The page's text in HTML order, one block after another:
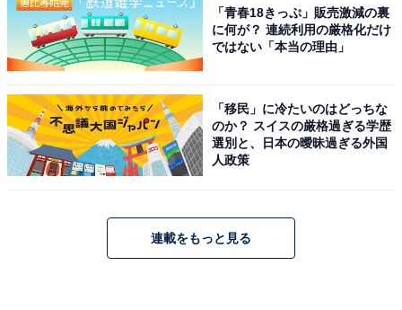
「青春18きっぷ」販売激減の裏
に何が？ 連続利用の厳格化だけ
ではない「本当の理由」
「移民」に冷たいのはどっちな
のか？ スイスの厳格過ぎる学歴
選別と、日本の曖昧過ぎる外国
人政策
連載をもっと見る